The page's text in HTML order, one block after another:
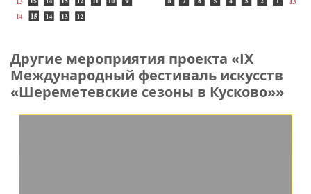
Другие мероприятия проекта «IX
Международный фестиваль искусств
«Шереметевские сезоны в Кусково»»